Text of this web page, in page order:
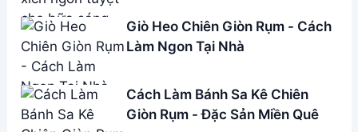
Giò Heo Chiên Giòn Rụm - Cách
Làm Ngon Tại Nhà
Cách Làm Bánh Sa Kê Chiên
Giòn Rụm - Đặc Sản Miền Quê